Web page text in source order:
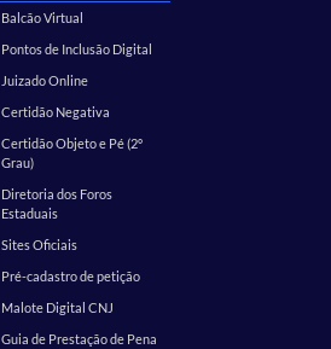
Balcão Virtual
Pontos de Inclusão Digital
Juizado Online
Certidão Negativa
Certidão Objeto e Pé (2º
Grau)
Diretoria dos Foros
Estaduais
Sites Oficiais
Pré-cadastro de petição
Malote Digital CNJ
Guia de Prestação de Pena